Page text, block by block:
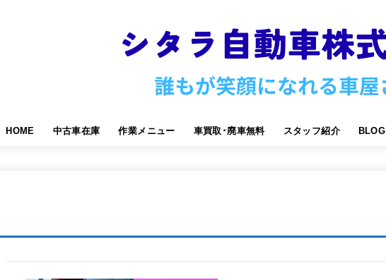
HOME 中古車在庫 作業メニュー 車買取･廃車無料 スタッフ紹介 BLOG